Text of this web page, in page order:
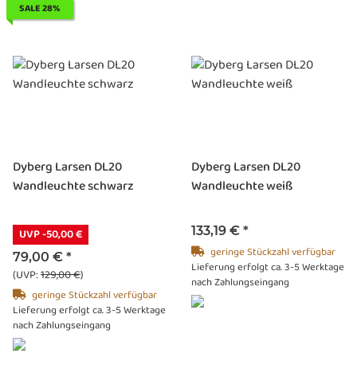
SALE 28%
Dyberg Larsen DL20
Wandleuchte schwarz
UVP -50,00 €
79,00 € *
(UVP:129,00 €)
geringe Stückzahl verfügbar
Lieferung erfolgt ca. 3-5 Werktage
nach Zahlungseingang
Dyberg Larsen DL20
Wandleuchte weiß
133,19 € *
geringe Stückzahl verfügbar
Lieferung erfolgt ca. 3-5 Werktage
nach Zahlungseingang